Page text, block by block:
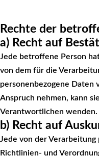
Rechte der
a) Recht auf
Jede betroffene Person
von dem für die
personenbezogene
Anspruch nehmen, kann
Verantwortlichen wenden.
b) Recht auf
Jede von der
Richtlinien- und